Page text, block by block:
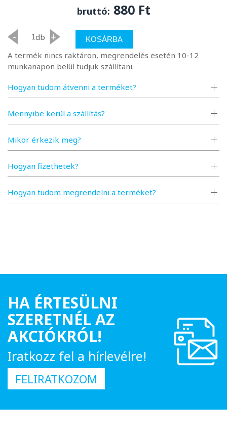
bruttó: 880 Ft
- db + KOSÁRBA
A termék nincs raktáron, megrendelés esetén 10-12
munkanapon belül tudjuk szállítani.
Hogyan tudom átvenni a terméket?
Mennyibe kerül a szállítás?
Mikor érkezik meg?
Hogyan fizethetek?
Hogyan tudom megrendelni a terméket?
HA ÉRTESÜLNI
SZERETNÉL AZ
AKCIÓKRÓL!
Iratkozz fel a hírlevélre!
FELIRATKOZOM